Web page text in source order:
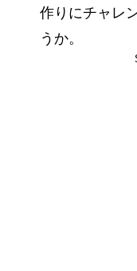
作りにチャレ
うか。